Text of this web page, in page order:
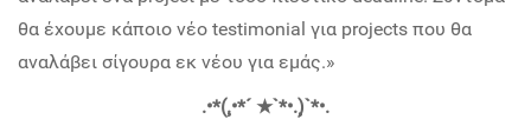
θα έχουμε κάποιο νέο testimonial για projects που θα
αναλάβει σίγουρα εκ νέου για εμάς.»
.•*(¸.•*´ ★`*•.¸)`*•.